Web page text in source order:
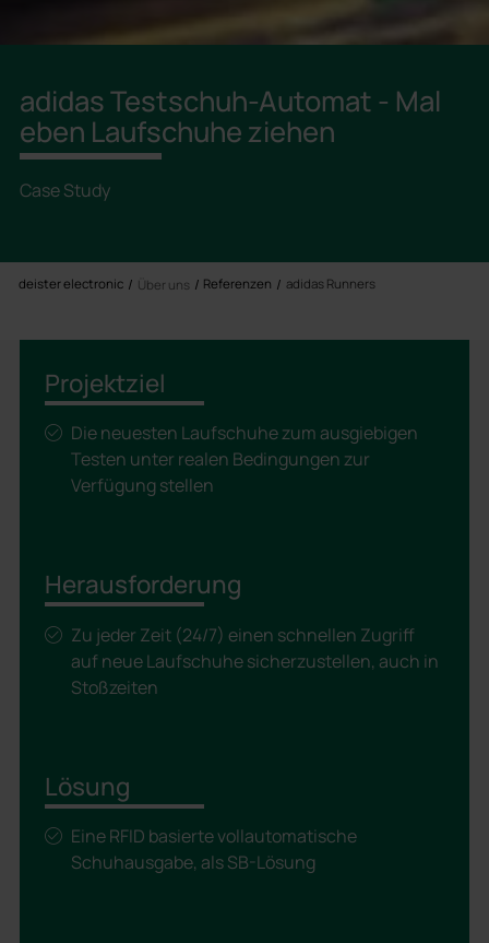
adidas Testschuh-Automat - Mal
eben Laufschuhe ziehen
Case Study
deister electronic Über uns Referenzen adidas Runners
Projektziel
Die neuesten Laufschuhe zum ausgiebigen
Testen unter realen Bedingungen zur
Verfügung stellen
Herausforderung
Zu jeder Zeit (24/7) einen schnellen Zugriff
auf neue Laufschuhe sicherzustellen, auch in
Stoßzeiten
Lösung
Eine RFID basierte vollautomatische
Schuhausgabe, als SB-Lösung